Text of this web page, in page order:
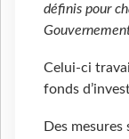
définis pour
Celui-ci
fonds
Des